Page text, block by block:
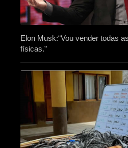
Elon Musk:“Vou vender todas
físicas.”